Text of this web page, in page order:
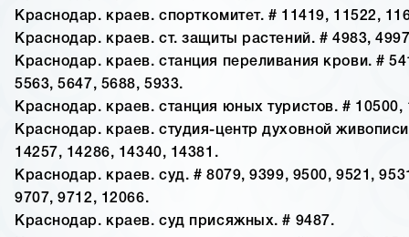
Краснодар. краев. спорткомитет. # 11419, 11522,
Краснодар. краев. ст. защиты растений. # 4983,
Краснодар. краев. станция переливания крови. #
5563, 5647, 5688, 5933.
Краснодар. краев. станция юных туристов. # 10500,
Краснодар. краев. студия-центр духовной
14257, 14286, 14340, 14381.
Краснодар. краев. суд. # 8079, 9399, 9500, 9521,
9707, 9712, 12066.
Краснодар. краев. суд присяжных. # 9487.